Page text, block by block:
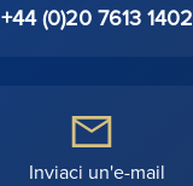
+44 (0)20 7613 1402
Inviaci un'e-mail